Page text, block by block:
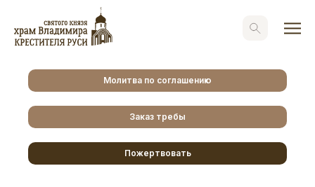
Молитва по соглашению
Заказ требы
Пожертвовать